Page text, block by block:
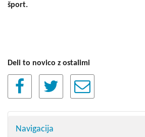
šport.
Deli to novico z ostalimi
Navigacija